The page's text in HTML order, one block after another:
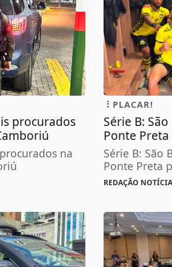
procurados
na
PLACAR!
Série B:
Ponte
Série B: São
Ponte Preta
REDAÇÃO